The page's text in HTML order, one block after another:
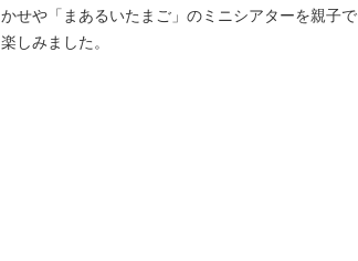
かせや「まあるいたまご」のミニシアターを親子で
楽しみました。